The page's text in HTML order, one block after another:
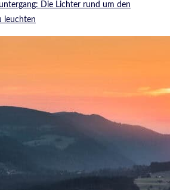
Die Lichter rund um den
leuchten